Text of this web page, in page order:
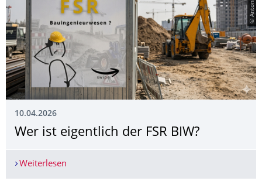
10.04.2026
Wer ist eigentlich der FSR BIW?
Weiterlesen